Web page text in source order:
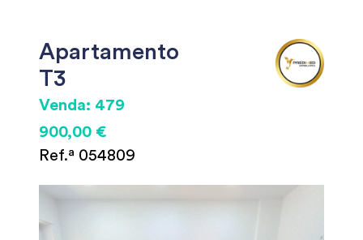
Apartamento
T3
Venda: 479
900,00 €
Ref.ª 054809